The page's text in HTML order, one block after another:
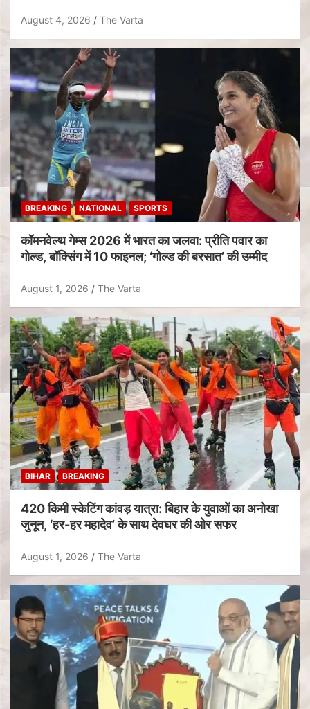
August 4, 2026 The Varta
BREAKING NATIONAL SPORTS
कॉमनवेल्थ गेम्स 2026 में भारत का जलवा: प्रीति पवार का
गोल्ड, बॉक्सिंग में 10 फाइनल; ‘गोल्ड की बरसात’ की उम्मीद
August 1, 2026 The Varta
BIHAR BREAKING
420 किमी स्केटिंग कांवड़ यात्रा: बिहार के युवाओं का अनोखा
जुनून, ‘हर-हर महादेव’ के साथ देवघर की ओर सफर
August 1, 2026 The Varta